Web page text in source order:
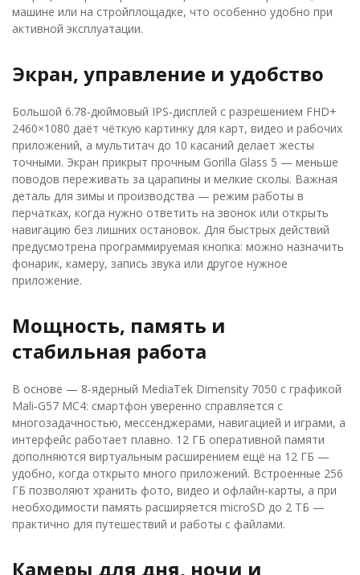
машине или на стройплощадке, что особенно удобно при
активной эксплуатации.
Экран, управление и удобство
Большой 6.78‑дюймовый IPS‑дисплей с разрешением FHD+
2460×1080 даёт чёткую картинку для карт, видео и рабочих
приложений, а мультитач до 10 касаний делает жесты
точными. Экран прикрыт прочным Gorilla Glass 5 — меньше
поводов переживать за царапины и мелкие сколы. Важная
деталь для зимы и производства — режим работы в
перчатках, когда нужно ответить на звонок или открыть
навигацию без лишних остановок. Для быстрых действий
предусмотрена программируемая кнопка: можно назначить
фонарик, камеру, запись звука или другое нужное
приложение.
Мощность, память и
стабильная работа
В основе — 8‑ядерный MediaTek Dimensity 7050 с графикой
Mali‑G57 MC4: смартфон уверенно справляется с
многозадачностью, мессенджерами, навигацией и играми, а
интерфейс работает плавно. 12 ГБ оперативной памяти
дополняются виртуальным расширением ещё на 12 ГБ —
удобно, когда открыто много приложений. Встроенные 256
ГБ позволяют хранить фото, видео и офлайн‑карты, а при
необходимости память расширяется microSD до 2 ТБ —
практично для путешествий и работы с файлами.
Камеры для дня, ночи и